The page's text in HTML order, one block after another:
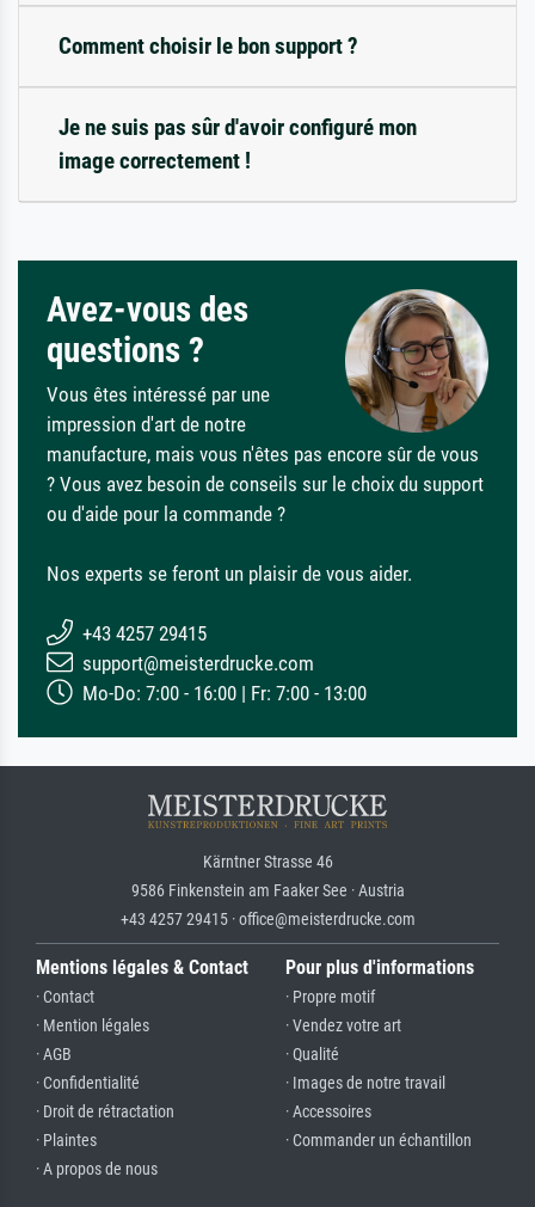
Comment choisir le bon support ?
Je ne suis pas sûr d'avoir configuré mon
image correctement !
Avez-vous des
questions ?
Vous êtes intéressé par une
impression d'art de notre
manufacture, mais vous n'êtes pas encore sûr de vous
? Vous avez besoin de conseils sur le choix du support
ou d'aide pour la commande ?
Nos experts se feront un plaisir de vous aider.
+43 4257 29415
support@meisterdrucke.com
Mo-Do: 7:00 - 16:00 | Fr: 7:00 - 13:00
Kärntner Strasse 46
9586 Finkenstein am Faaker See · Austria
+43 4257 29415 · office@meisterdrucke.com
Mentions légales & Contact
· Contact
· Mention légales
· AGB
· Confidentialité
· Droit de rétractation
· Plaintes
· A propos de nous
Pour plus d'informations
· Propre motif
· Vendez votre art
· Qualité
· Images de notre travail
· Accessoires
· Commander un échantillon